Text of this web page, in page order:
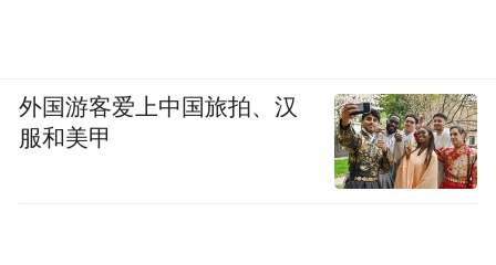
外国游客爱上中国旅拍、汉
服和美甲